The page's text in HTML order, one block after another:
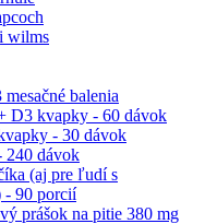
wilms
balenia
D3 kvapky - 60 dávok
- 30 dávok
240 dávok
(aj pre ľudí s
- 90 porcií
prášok na pitie 380 mg